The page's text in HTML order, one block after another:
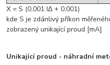
X = S (0,001 IΔ + 0,001)
kde S je zdánlivý příkon
zobrazený unikající proud [mA]
Unikající proud - náhradní